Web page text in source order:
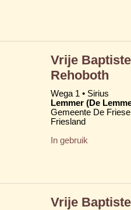
Vrije
Rehoboth
Wega 1 • Sirius
Lemmer (De
Gemeente De
Friesland
In gebruik
Vrije